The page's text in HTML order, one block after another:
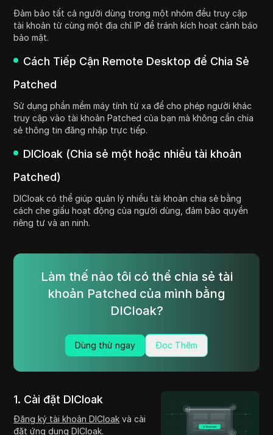
Đảm bảo tất cả người dùng trong một nhóm đều truy cập
tài khoản từ cùng một địa chỉ IP để tránh kích hoạt cảnh báo
bảo mật.
Cách Tiếp Cận Remote Desktop để Chia Sẻ
Patched
Sử dụng phần mềm máy tính từ xa để cho phép người khác
truy cập vào tài khoản Patched của bạn mà không cần chia
sẻ thông tin đăng nhập trực tiếp.
DICloak (Chia sẻ một hoặc nhiều tài khoản
Patched)
DICloak có thể giúp quản lý nhiều tài khoản chia sẻ bằng
cách che giấu hoạt động của người dùng, đảm bảo quyền
riêng tư và an ninh.
Làm thế nào tôi có thể chia sẻ tài
khoản Patched của mình bằng
DICloak?
Dùng thử ngay Đọc Thêm
1. Cài đặt DICloak
Đăng ký tài khoản DICloak và cài
đặt ứng dụng DICloak.